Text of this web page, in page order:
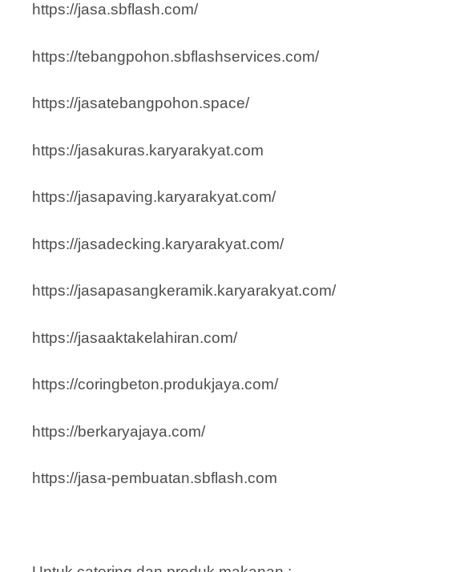
https://jasa.sbflash.com/
https://tebangpohon.sbflashservices.com/
https://jasatebangpohon.space/
https://jasakuras.karyarakyat.com
https://jasapaving.karyarakyat.com/
https://jasadecking.karyarakyat.com/
https://jasapasangkeramik.karyarakyat.com/
https://jasaaktakelahiran.com/
https://coringbeton.produkjaya.com/
https://berkaryajaya.com/
https://jasa-pembuatan.sbflash.com